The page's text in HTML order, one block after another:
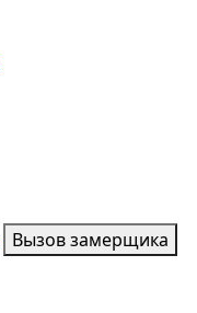
Вызов замерщика